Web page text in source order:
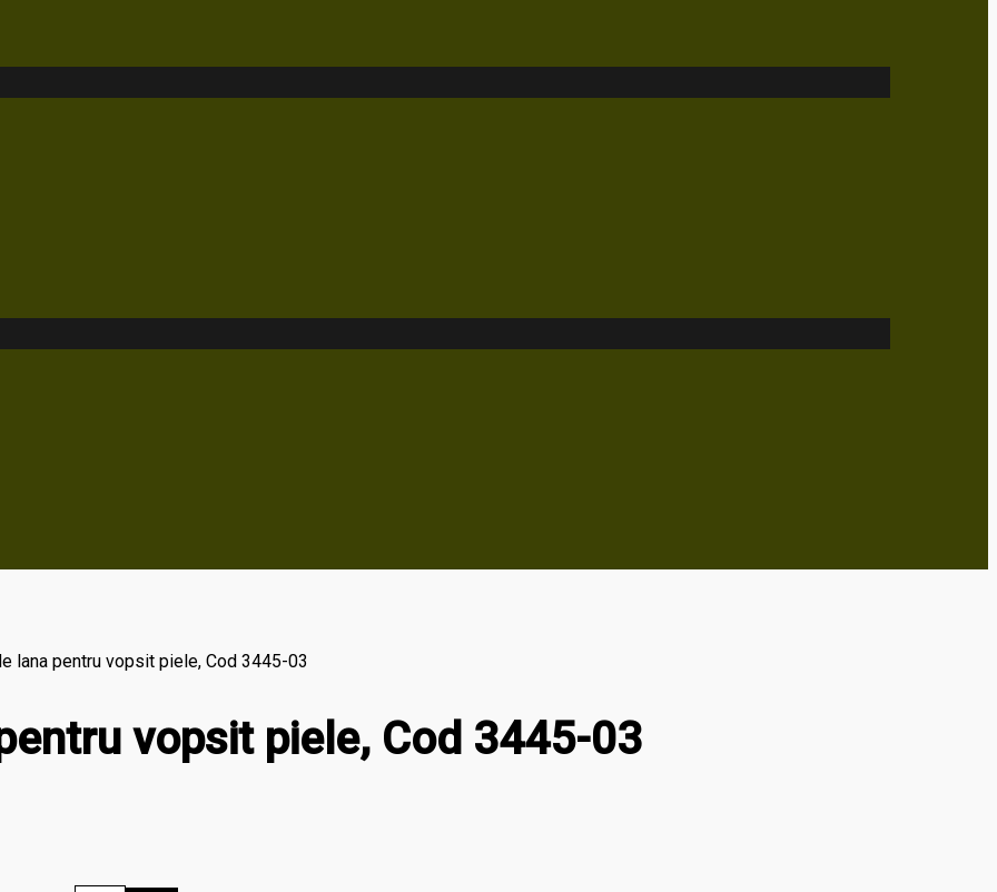
lana pentru vopsit piele, Cod 3445-03
vopsit piele, Cod 3445-03